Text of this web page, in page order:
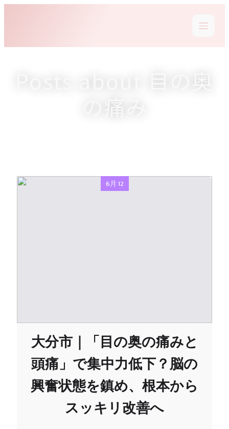
Posts about 目の奥
の痛み
6月 12
大分市｜「目の奥の痛みと
頭痛」で集中力低下？脳の
興奮状態を鎮め、根本から
スッキリ改善へ